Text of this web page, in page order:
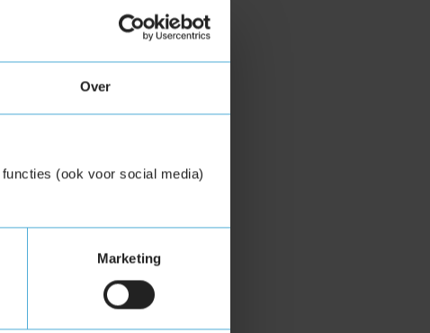
Over
(ook voor social media)
Marketing